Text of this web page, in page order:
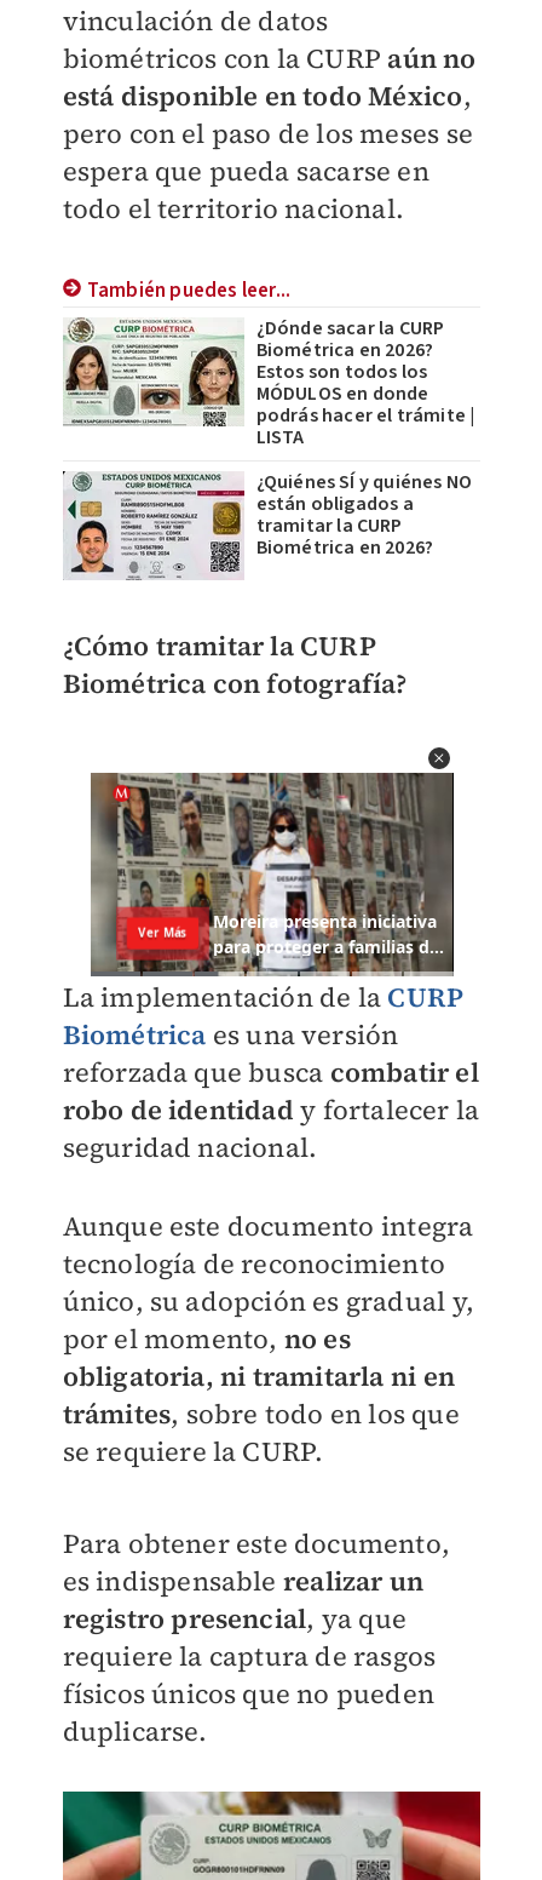
vinculación de datos
biométricos con la CURP aún no
está disponible en todo México,
pero con el paso de los meses se
espera que pueda sacarse en
todo el territorio nacional.
También puedes leer...
¿Dónde sacar la CURP
Biométrica en 2026?
Estos son todos los
MÓDULOS en donde
podrás hacer el trámite |
LISTA
¿Quiénes SÍ y quiénes NO
están obligados a
tramitar la CURP
Biométrica en 2026?
¿Cómo tramitar la CURP
Biométrica con fotografía?
La implementación de la CURP
Biométrica es una versión
reforzada que busca combatir el
robo de identidady fortalecer la
seguridad nacional.
Aunque este documento integra
tecnología de reconocimiento
único, su adopción es gradual y,
por el momento, no es
obligatoria, ni tramitarla ni en
trámites, sobre todo en los que
se requiere la CURP.
Para obtener este documento,
es indispensable realizar un
registro presencial, ya que
requiere la captura de rasgos
físicos únicos que no pueden
duplicarse.